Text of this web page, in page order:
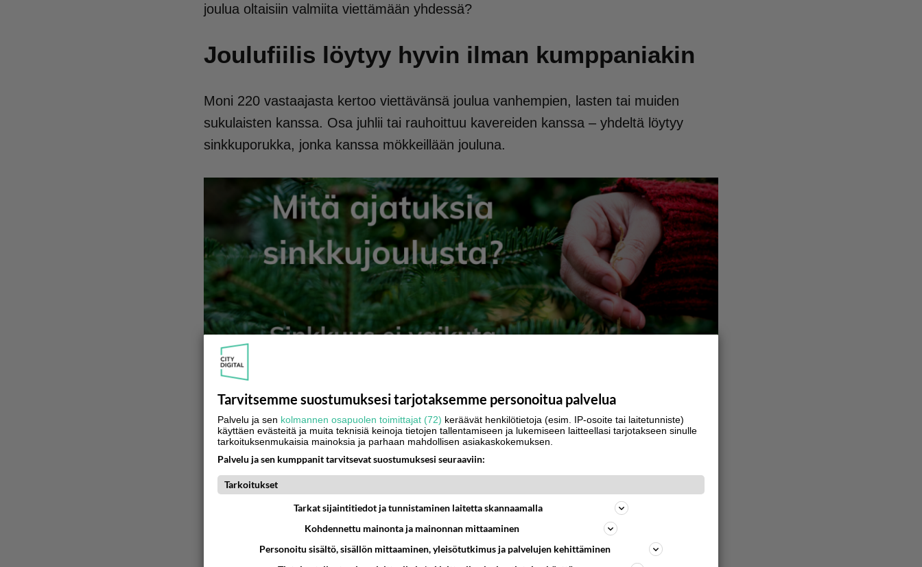
joulua oltaisiin valmiita viettämään yhdessä?
Joulufiilis löytyy hyvin ilman kumppaniakin
Moni 220 vastaajasta kertoo viettävänsä joulua vanhempien, lasten tai muiden
sukulaisten kanssa. Osa juhlii tai rauhoittuu kavereiden kanssa – yhdeltä löytyy
sinkkuporukka, jonka kanssa mökkeillään jouluna.
Tarvitsemme suostumuksesi tarjotaksemme personoitua palvelua
Palvelu ja sen kolmannen osapuolen toimittajat (72) keräävät henkilötietoja (esim. IP-osoite tai laitetunniste)
käyttäen evästeitä ja muita teknisiä keinoja tietojen tallentamiseen ja lukemiseen laitteellasi tarjotakseen sinulle
tarkoituksenmukaisia mainoksia ja parhaan mahdollisen asiakaskokemuksen.
Palvelu ja sen kumppanit tarvitsevat suostumuksesi seuraaviin:
Tarkoitukset
Tarkat sijaintitiedot ja tunnistaminen laitetta skannaamalla
Kohdennettu mainonta ja mainonnan mittaaminen
Personoitu sisältö, sisällön mittaaminen, yleisötutkimus ja palvelujen kehittäminen